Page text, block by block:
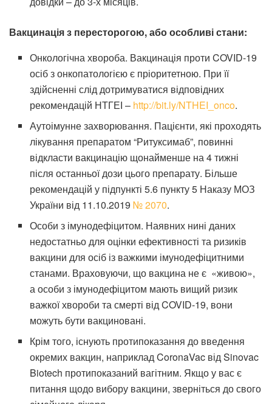
Вакцинація з пересторогою, або особливі стани:
Онкологічна хвороба. Вакцинація проти COVID-19
осіб з онкопатологією є пріоритетною. При її
здійсненні слід дотримуватися відповідних
рекомендацій НТГЕІ – http://bit.ly/NTHEI_onco.
Аутоімунне захворювання. Пацієнти, які проходять
лікування препаратом “Ритуксимаб”, повинні
відкласти вакцинацію щонайменше на 4 тижні
після останньої дози цього препарату. Більше
рекомендацій у підпункті 5.6 пункту 5 Наказу МОЗ
України від 11.10.2019№ 2070.
Особи з імунодефіцитом. Наявних нині даних
недостатньо для оцінки ефективності та ризиків
вакцини для осіб із важкими імунодефіцитними
станами. Враховуючи, що вакцина не є «живою»,
а особи з імунодефіцитом мають вищий ризик
важкої хвороби та смерті від COVID-19, вони
можуть бути вакциновані.
Крім того, існують протипоказання до введення
окремих вакцин, наприклад CoronaVac від Sinovac
Biotech протипоказаний вагітним. Якщо у вас є
питання щодо вибору вакцини, зверніться до свого